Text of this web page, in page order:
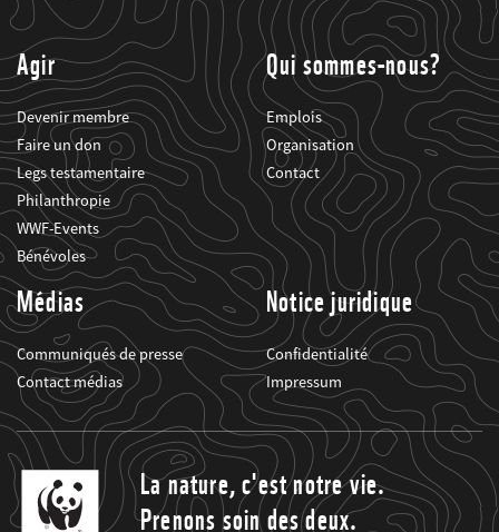
Agir
Devenir membre
Faire un don
Legs testamentaire
Philanthropie
WWF-Events
Bénévoles
Qui sommes-nous?
Emplois
Organisation
Contact
Médias
Communiqués de presse
Contact médias
Notice juridique
Confidentialité
Impressum
La nature, c'est notre vie.
Prenons soin des deux.